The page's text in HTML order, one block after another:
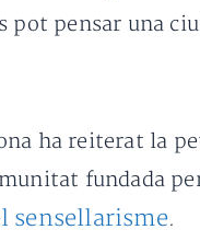
pot pensar una
ha reiterat la
fundada
sensellarisme.